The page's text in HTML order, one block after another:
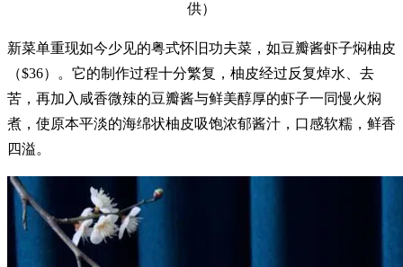
供）
新菜单重现如今少见的粤式怀旧功夫菜，如豆瓣酱虾子焖柚皮
（$36）。它的制作过程十分繁复，柚皮经过反复焯水、去
苦，再加入咸香微辣的豆瓣酱与鲜美醇厚的虾子一同慢火焖
煮，使原本平淡的海绵状柚皮吸饱浓郁酱汁，口感软糯，鲜香
四溢。